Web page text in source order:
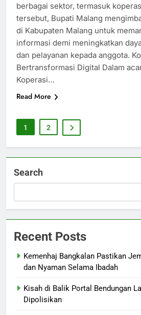
berbagai sektor, termasuk
tersebut, Bupati Malang
di Kabupaten Malang untuk
informasi demi meningkatkan
dan pelayanan kepada anggota.
Bertransformasi Digital Dalam
Koperasi…
Read More
1 2
Search
Recent Posts
Kemenhaj Bangkalan Pastikan
dan Nyaman Selama Ibadah
Kisah di Balik Portal Bendungan
Dipolisikan